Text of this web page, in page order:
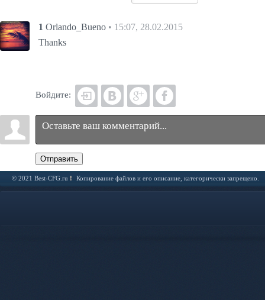
1 Orlando_Bueno • 15:07, 28.02.2015
Thanks
Войдите:
Отправить
© 2021 Best-CFG.ru Копирование файлов и его описание, категорически запрещено.